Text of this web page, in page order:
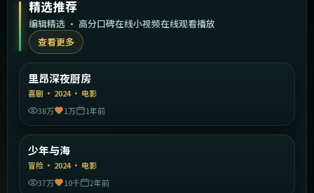
精选推荐
编辑精选 · 高分口碑在线小视频在线观看播放
查看更多
精选
里昂深夜厨房
喜剧 · 2024· 电影
38万
1万 1年前
精选
少年与海
冒险 · 2024· 电影
37万
10千 2年前